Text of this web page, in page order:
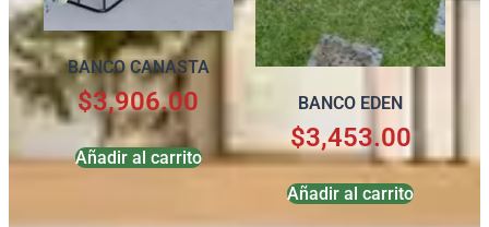
BANCO CANASTA
$3,906.00
Añadir al carrito
BANCO EDEN
$3,453.00
Añadir al carrito